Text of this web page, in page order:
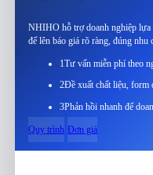
NHIHO hỗ trợ doanh nghiệp lựa
để lên báo giá rõ ràng, đúng nhu
1Tư vấn miễn phí theo
2Đề xuất chất liệu, form
3Phản hồi nhanh để
Quy trình Đơn giá